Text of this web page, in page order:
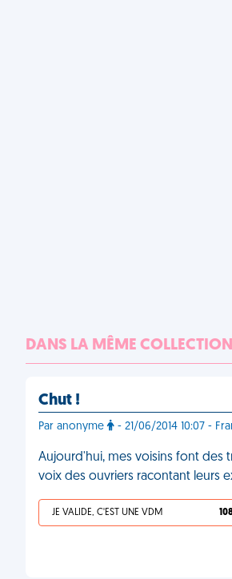
DANS LA MÊME COLLECTION
Chut !
Par anonyme - 21/06/2014 10:07 -
Aujourd'hui, mes voisins font des
voix des ouvriers racontant leurs
JE VALIDE, C'EST UNE VDM